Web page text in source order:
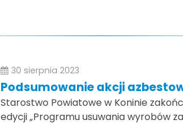
30 sierpnia 2023
Podsumowanie akcji
Starostwo Powiatowe w Koninie
edycji „Programu usuwania wyrobów